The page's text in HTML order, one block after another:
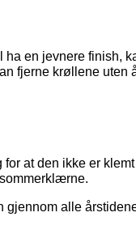
en jevnere finish,
fjerne krøllene uten
at den ikke er
gjennom alle